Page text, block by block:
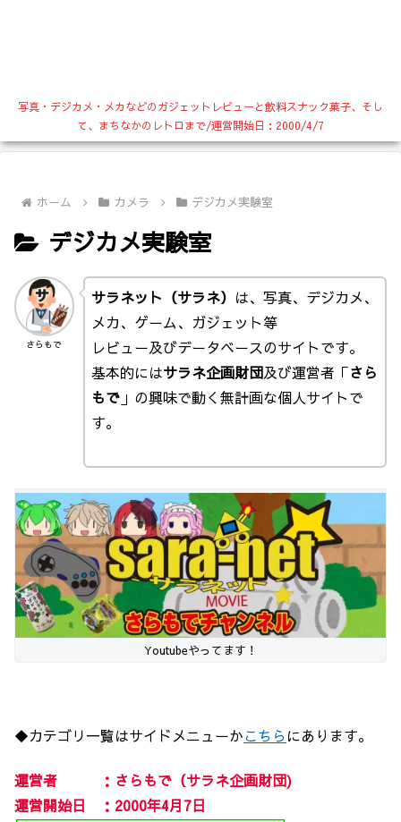
写真・デジカメ・メカなどのガジェットレビューと飲料スナック菓子、そし
て、まちなかのレトロまで/運営開始日：2000/4/7
ホーム カメラ デジカメ実験室
デジカメ実験室
さらもで
サラネット（サラネ） は、写真、デジカメ、
メカ、ゲーム、ガジェット等
レビュー及びデータベースのサイトです。
基本的にはサラネ企画財団及び運営者「さら
もで」の興味で動く無計画な個人サイトで
す。
Youtubeやってます！
◆カテゴリ一覧はサイドメニューかこちら にあります。
運営者 ：さらもで（サラネ企画財団)
運営開始日 ：2000年4月7日